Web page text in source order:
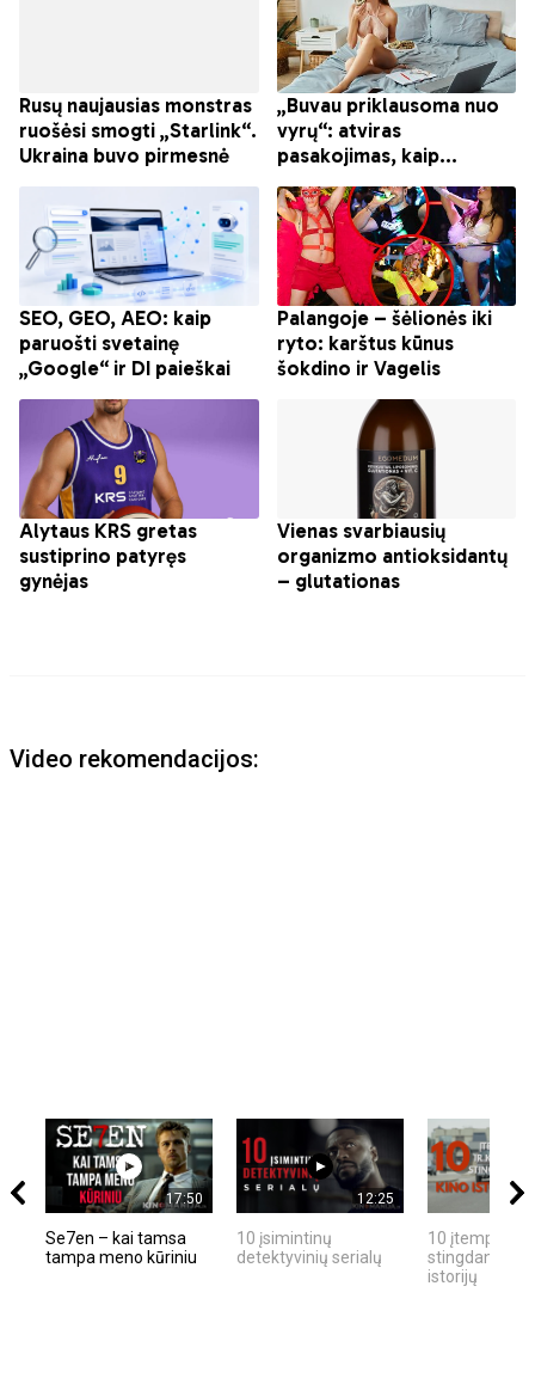
Video rekomendacijos:
17:50
Se7en – kai tamsa
tampa meno kūriniu
12:25
10 įsimintinų
detektyvinių serialų
10 įtemptų,
stingdančių
istorijų